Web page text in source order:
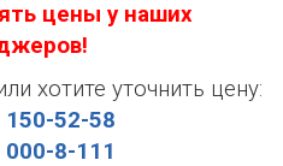
цены у наших
хотите уточнить цену:
52-58
8-111